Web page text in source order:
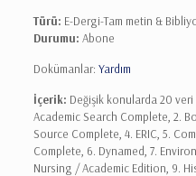
Türü: E-Dergi-Tam metin &
Durumu: Abone
Dokümanlar: Yardım
İçerik: Değişik konularda 20 veri
Academic Search Complete, 2.
Source Complete, 4. ERIC, 5.
Complete, 6. Dynamed, 7.
Nursing / Academic Edition, 9.